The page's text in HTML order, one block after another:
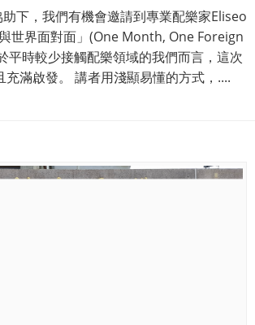
下，我們有機會邀請到專業配樂家Eliseo
世界面對面」(One Month, One Foreign
平時較少接觸配樂領域的我們而言，這次
充滿啟發。 講者用淺顯易懂的方式，....